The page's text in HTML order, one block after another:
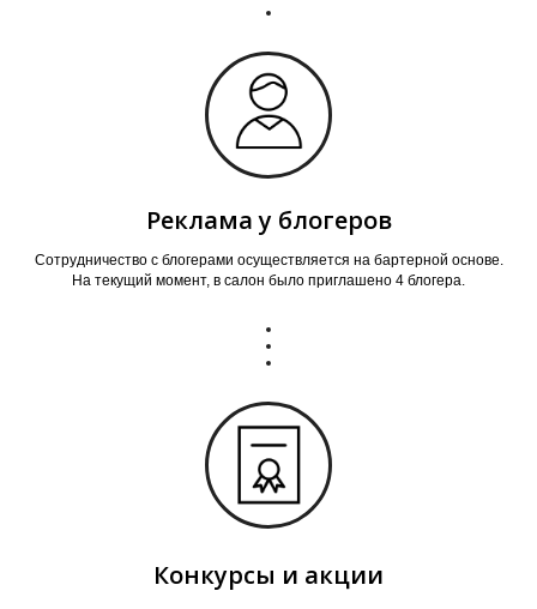
Реклама у блогеров
Сотрудничество с блогерами осуществляется на бартерной основе.
На текущий момент, в салон было приглашено 4 блогера.
Конкурсы и акции